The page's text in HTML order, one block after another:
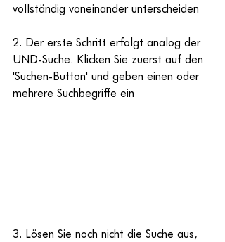
vollständig voneinander unterscheiden
2. Der erste Schritt erfolgt analog der
UND-Suche. Klicken Sie zuerst auf den
'Suchen-Button' und geben einen oder
mehrere Suchbegriffe ein
3. Lösen Sie noch nicht die Suche aus,